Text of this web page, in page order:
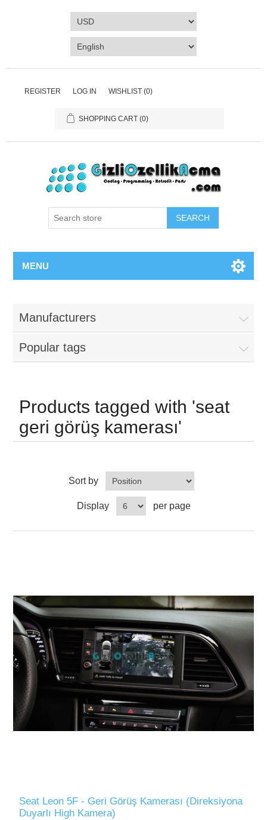
REGISTER LOG IN WISHLIST (0)
SHOPPING CART (0)
SEARCH
MENU
Manufacturers
Popular tags
Products tagged with 'seat
geri görüş kamerası'
Sort by
Display per page
Seat Leon 5F - Geri Görüş Kamerası (Direksiyona
Duyarlı High Kamera)